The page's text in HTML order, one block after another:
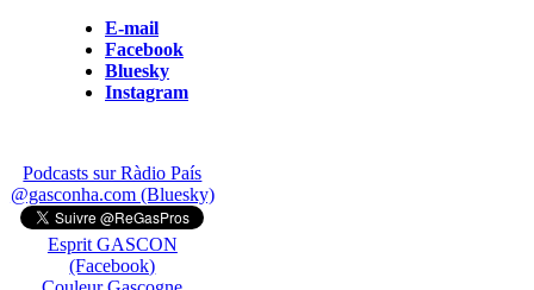
E-mail
Facebook
Bluesky
Instagram
Podcasts sur Ràdio País
@gasconha.com (Bluesky)
Esprit GASCON
(Facebook)